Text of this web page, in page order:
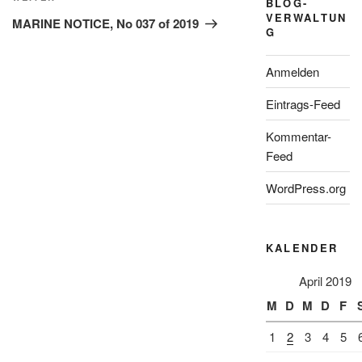
Beitrag
MARINE NOTICE, No 037 of 2019
VERWALTUN
G
Anmelden
Eintrags-Feed
Kommentar-
Feed
WordPress.org
KALENDER
April 2019
M D M D F
1 2 3 4 5